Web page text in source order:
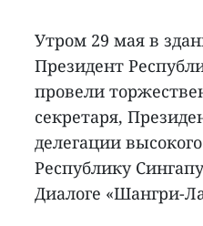
Утром 29 мая в
Президент
провели
секретаря,
делегации
Республику
Диалоге «Шангри-